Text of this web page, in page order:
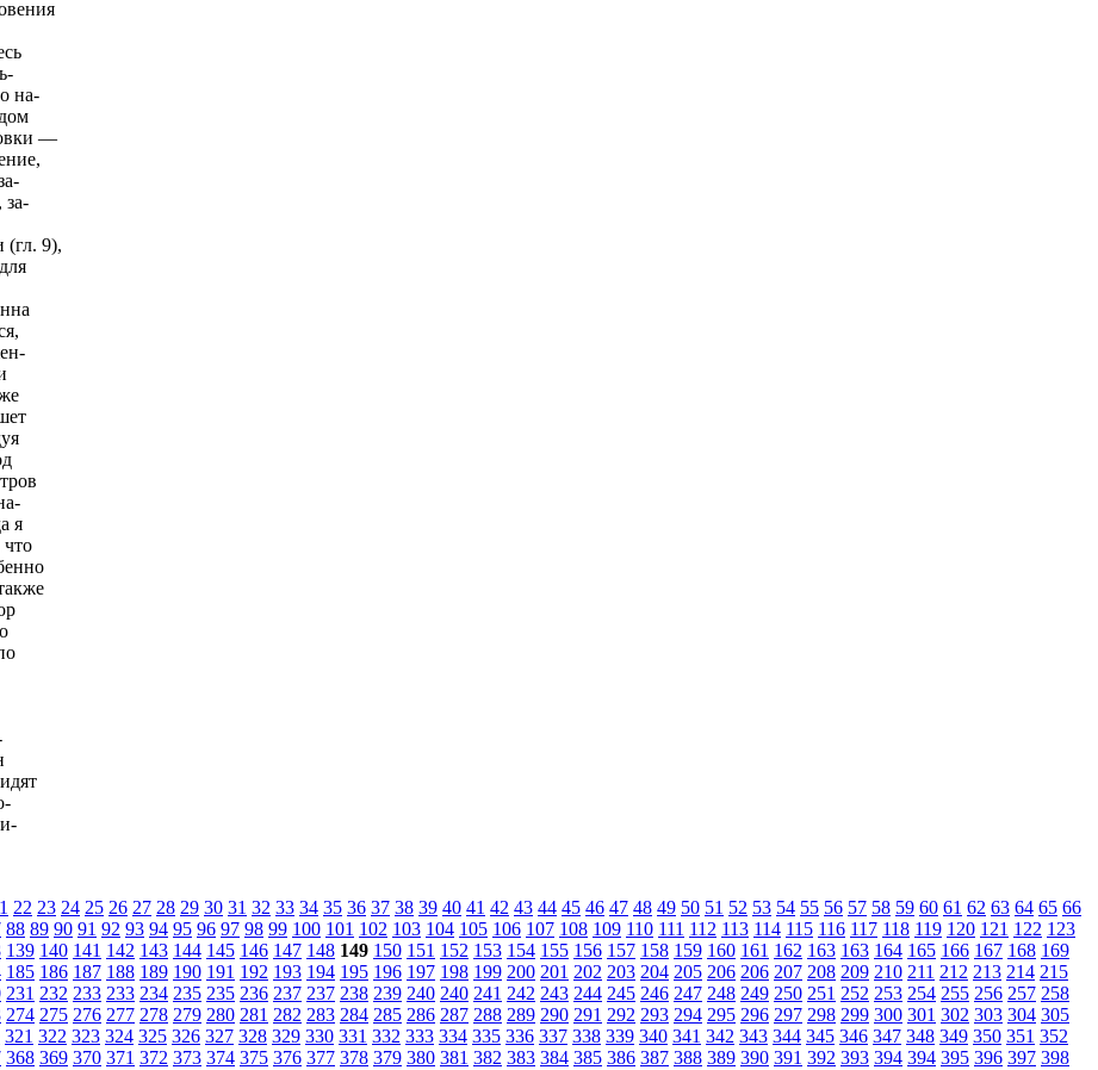
на-
—
за-
(гл. 9),
я
что
22 23 24 25 26 27 28 29 30 31 32 33 34 35 36 37 38 39 40 41 42 43 44 45 46 47 48 49 50 51 52 53 54 55 56 57 58 59 60 61 62 63 64 65 66
88 89 90 91 92 93 94 95 96 97 98 99 100 101 102 103 104 105 106 107 108 109 110 111 112 113 114 115 116 117 118 119 120 121 122 123
139 140 141 142 143 144 145 146 147 148 149 150 151 152 153 154 155 156 157 158 159 160 161 162 163 163 164 165 166 167 168 169
185 186 187 188 189 190 191 192 193 194 195 196 197 198 199 200 201 202 203 204 205 206 206 207 208 209 210 211 212 213 214 215
231 232 233 233 234 235 235 236 237 237 238 239 240 240 241 242 243 244 245 246 247 248 249 250 251 252 253 254 255 256 257 258
274 275 276 277 278 279 280 281 282 283 284 285 286 287 288 289 290 291 292 293 294 295 296 297 298 299 300 301 302 303 304 305
321 322 323 324 325 326 327 328 329 330 331 332 333 334 335 336 337 338 339 340 341 342 343 344 345 346 347 348 349 350 351 352
368 369 370 371 372 373 374 375 376 377 378 379 380 381 382 383 384 385 386 387 388 389 390 391 392 393 394 394 395 396 397 398